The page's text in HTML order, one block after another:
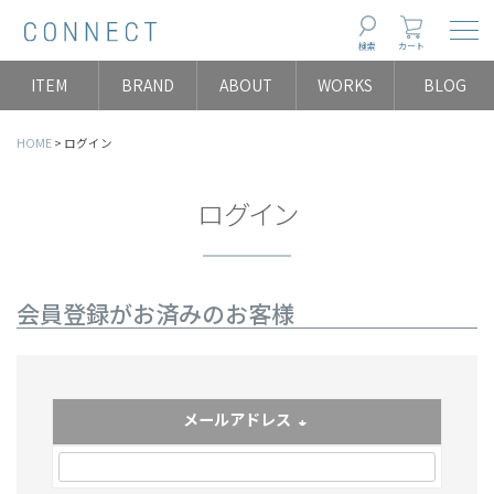
検索 カート
ITEM BRAND ABOUT WORKS BLOG
HOME ログイン
ログイン
会員登録がお済みのお客様
メールアドレス
(必須)